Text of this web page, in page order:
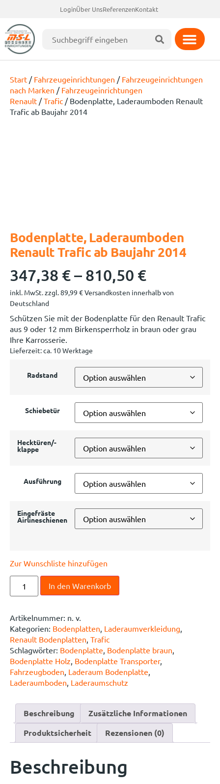
LoginÜber UnsReferenzenKontakt
Start / Fahrzeugeinrichtungen / Fahrzeugeinrichtungen
nach Marken / Fahrzeugeinrichtungen
Renault /Trafic / Bodenplatte, Laderaumboden Renault
Trafic ab Baujahr 2014
Bodenplatte, Laderaumboden
Renault Trafic ab Baujahr 2014
347,38 €– 810,50 €
inkl. MwSt. zzgl. 89,99 €Versandkosten innerhalb von
Deutschland
Schützen Sie mit der Bodenplatte für den Renault Trafic
aus 9 oder 12 mm Birkensperrholz in braun oder grau
Ihre Karrosserie.
Lieferzeit:ca. 10 Werktage
Radstand
Schiebetür
Hecktüren/-
klappe
Ausführung
Eingefräste
Airlineschienen
Zur Wunschliste hinzufügen
In den Warenkorb
Artikelnummer: n. v.
Kategorien: Bodenplatten Laderaumverkleidung
Renault Bodenplatten Trafic
Schlagwörter: Bodenplatte Bodenplatte braun
Bodenplatte Holz Bodenplatte Transporter,
Fahrzeugboden Laderaum Bodenplatte
Laderaumboden Laderaumschutz
Beschreibung
Zusätzliche Informationen
Produktsicherheit
Rezensionen (0)
Beschreibung